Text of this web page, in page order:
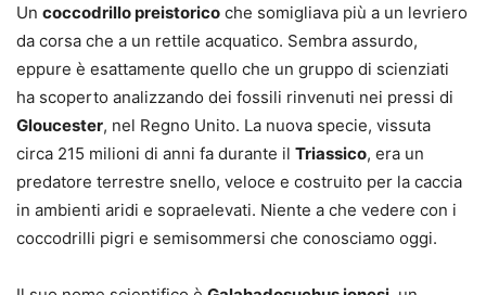
Un coccodrillo preistorico che somigliava più a un levriero
da corsa che a un rettile acquatico. Sembra assurdo,
eppure è esattamente quello che un gruppo di scienziati
ha scoperto analizzando dei fossili rinvenuti nei pressi di
Gloucester, nel Regno Unito. La nuova specie, vissuta
circa 215 milioni di anni fa durante il Triassico, era un
predatore terrestre snello, veloce e costruito per la caccia
in ambienti aridi e sopraelevati. Niente a che vedere con i
coccodrilli pigri e semisommersi che conosciamo oggi.